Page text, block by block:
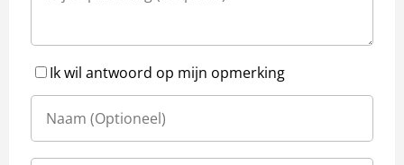
Ik wil antwoord op mijn opmerking